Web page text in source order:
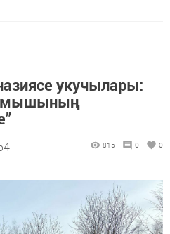
укучылары:
815 0 0